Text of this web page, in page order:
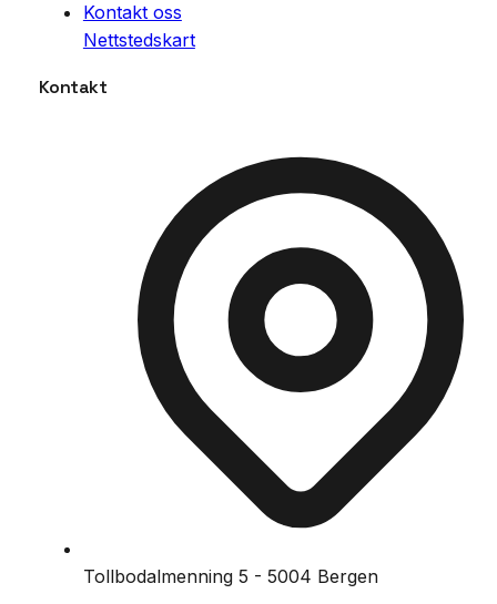
Kontakt oss
Nettstedskart
Kontakt
Tollbodalmenning 5 - 5004 Bergen